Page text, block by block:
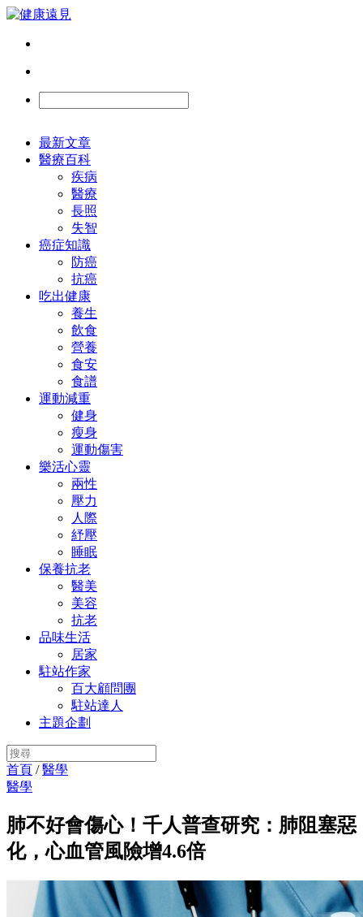
最新文章
醫療百科
疾病
醫療
長照
失智
癌症知識
防癌
抗癌
吃出健康
養生
飲食
營養
食安
食譜
運動減重
健身
瘦身
運動傷害
樂活心靈
兩性
壓力
人際
紓壓
睡眠
保養抗老
醫美
美容
抗老
品味生活
居家
駐站作家
百大顧問團
駐站達人
主題企劃
首頁 /醫學
醫學
肺不好會傷心！千人普查研究：肺阻塞惡
化，心血管風險增4.6倍